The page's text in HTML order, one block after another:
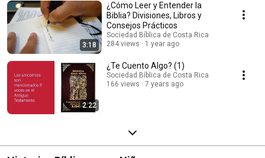
3:18
¿Cómo Leer y Entender la
Biblia? Divisiones, Libros y
Consejos Prácticos
Sociedad Bíblica de Costa Rica
284 views
1 year ago
2:22
¿Te Cuento Algo? (1)
Sociedad Bíblica de Costa Rica
166 views
7 years ago